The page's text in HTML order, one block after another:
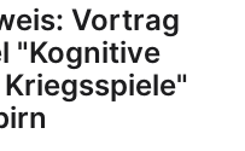
Vortrag
"Kognitive